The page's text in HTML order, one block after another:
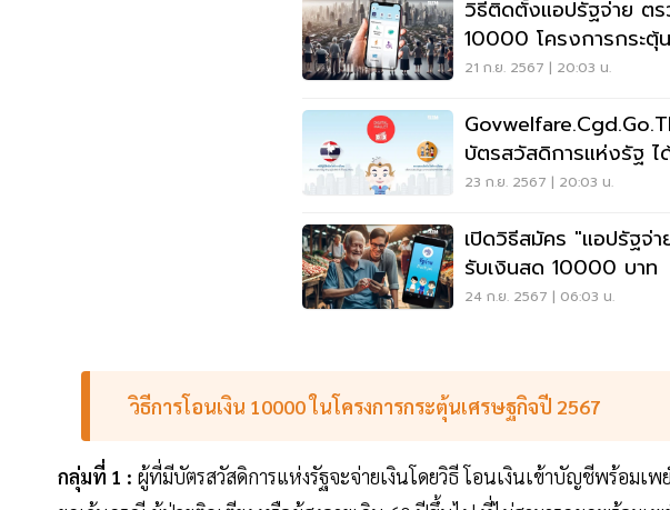
วิธีติดตั้งแอปรัฐจ่าย ตร
10000 โครงการกระตุ้นเศรษฐกิจ
2567
21 ก.ย. 2567 | 20:03 น.
บัตรสวัสดิการแห่งรัฐ ได้แล้ววันนี้
24 ก.ย.67
23 ก.ย. 2567 | 20:03 น.
เปิดวิธีสมัคร "แอปรัฐจ่า
รับเงินสด 10000 บาท
24 ก.ย. 2567 | 06:03 น.
วิธีการโอนเงิน 10000 ในโครงการกระตุ้นเศรษฐกิจปี 2567
กลุ่มที่ 1 : ผู้ที่มีบัตรสวัสดิการแห่งรัฐจะจ่ายเงินโดยวิธี โอนเงินเข้าบัญชีพร้อมเ